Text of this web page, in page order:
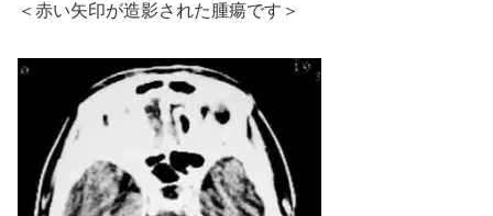
＜赤い矢印が造影された腫瘍です＞